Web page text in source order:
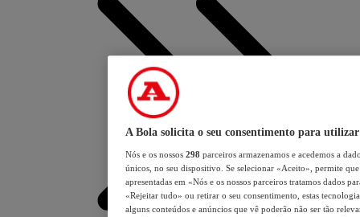
A Bola solicita o seu consentimento para utilizar
Nós e os nossos 298 parceiros armazenamos e acedemos a
únicos, no seu dispositivo. Se selecionar «Aceito», permite
apresentadas em «Nós e os nossos parceiros tratamos dados
«Rejeitar tudo» ou retirar o seu consentimento, estas
alguns conteúdos e anúncios que vê poderão não ser tão